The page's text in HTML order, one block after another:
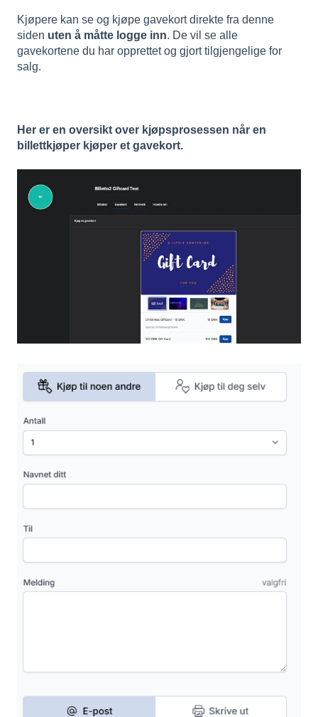
Kjøpere kan se og kjøpe gavekort direkte fra denne
siden uten å måtte logge inn. De vil se alle
gavekortene du har opprettet og gjort tilgjengelige for
salg.
Her er en oversikt over kjøpsprosessen når en
billettkjøper kjøper et gavekort.